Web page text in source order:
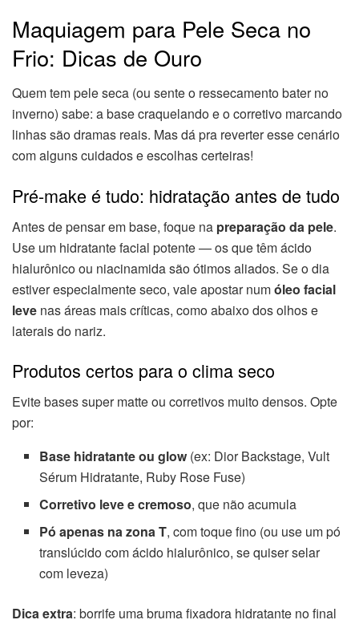
Maquiagem para Pele Seca no
Frio: Dicas de Ouro
Quem tem pele seca (ou sente o ressecamento bater no
inverno) sabe: a base craquelando e o corretivo marcando
linhas são dramas reais. Mas dá pra reverter esse cenário
com alguns cuidados e escolhas certeiras!
Pré-make é tudo: hidratação antes de tudo
Antes de pensar em base, foque na preparação da pele.
Use um hidratante facial potente — os que têm ácido
hialurônico ou niacinamida são ótimos aliados. Se o dia
estiver especialmente seco, vale apostar numóleo facial
leve nas áreas mais críticas, como abaixo dos olhos e
laterais do nariz.
Produtos certos para o clima seco
Evite bases super matte ou corretivos muito densos. Opte
por:
Base hidratante ou glow (ex: Dior Backstage, Vult
Sérum Hidratante, Ruby Rose Fuse)
Corretivo leve e cremoso, que não acumula
Pó apenas na zona T, com toque fino (ou use um pó
translúcido com ácido hialurônico, se quiser selar
com leveza)
Dica extra: borrife uma bruma fixadora hidratante no final